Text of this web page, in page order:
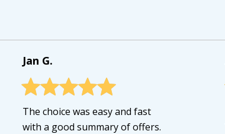
Jan G.
The choice was easy and fast
with a good summary of offers.